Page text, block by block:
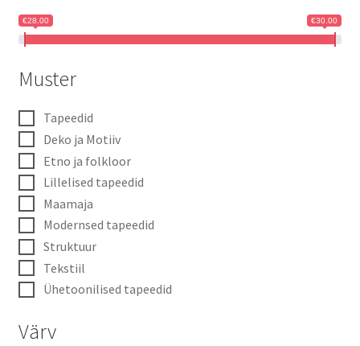
€28.00 €30.00
Muster
Tapeedid
Deko ja Motiiv
Etno ja folkloor
Lillelised tapeedid
Maamaja
Modernsed tapeedid
Struktuur
Tekstiil
Ühetoonilised tapeedid
Värv